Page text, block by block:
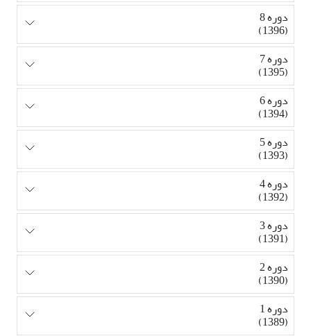
دوره 8
(1396)
دوره 7
(1395)
دوره 6
(1394)
دوره 5
(1393)
دوره 4
(1392)
دوره 3
(1391)
دوره 2
(1390)
دوره 1
(1389)